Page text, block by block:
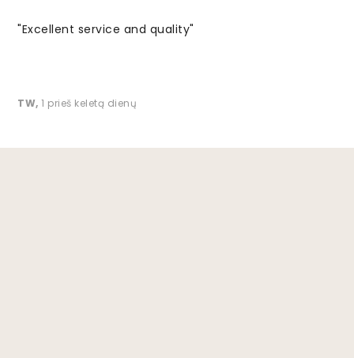
"Excellent service and quality"
TW, 1 prieš keletą dienų